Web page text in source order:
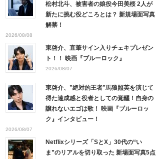
松村北斗、被害者の娘役今田美桜 2人が
新たに挑む役どころとは？ 新規場面写真
解禁！
2026/08/08
東啓介、直筆サイン入りチェキプレゼン
ト！！ 映画『ブルーロック』
2026/08/07
東啓介、”絶対的王者”馬狼照英を演じて
得た達成感と役者としての覚醒！自身の
譲れないエゴは歌！ 映画『ブルーロッ
ク』インタビュー！
2026/08/07
Netflixシリーズ「SとX」30代の“い
ま”のリアルを切り取った 新場面写真5点